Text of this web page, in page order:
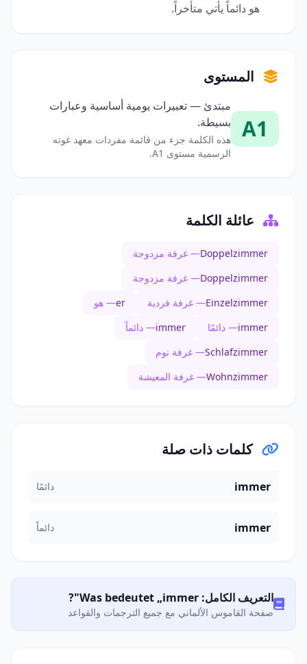
هو دائماً يأتي متأخراً.
المستوى
A1
مبتدئ — تعبيرات يومية أساسية وعبارات
بسيطة.
هذه الكلمة جزء من قائمة مفردات معهد غوته
الرسمية مستوى A1.
عائلة الكلمة
Doppelzimmer— غرفة مزدوجة
Doppelzimmer— غرفة مزدوجة
Einzelzimmer— غرفة فردية er— هو
immer— دائمًا immer— دائماً
Schlafzimmer— غرفة نوم
Wohnzimmer— غرفة المعيشة
كلمات ذات صلة
immer دائمًا
immer دائماً
التعريف الكامل: Was bedeutet „immer"?
صفحة القاموس الألماني مع جميع الترجمات والقواعد